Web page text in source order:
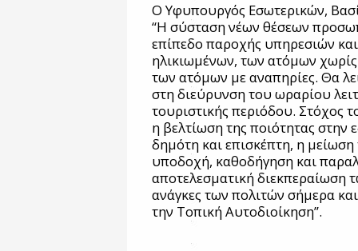
Ο Υφυπουργός Εσωτερικών,
“Η σύσταση νέων θέσεων
επίπεδο παροχής υπηρεσιών
ηλικιωμένων, των ατόμων
των ατόμων με αναπηρίες. Θα
στη διεύρυνση του ωραρίου
τουριστικής περιόδου. Στόχος
η βελτίωση της ποιότητας στην
δημότη και επισκέπτη, η
υποδοχή, καθοδήγηση και
αποτελεσματική διεκπεραίωση
ανάγκες των πολιτών σήμερα
την Τοπική Αυτοδιοίκηση”.